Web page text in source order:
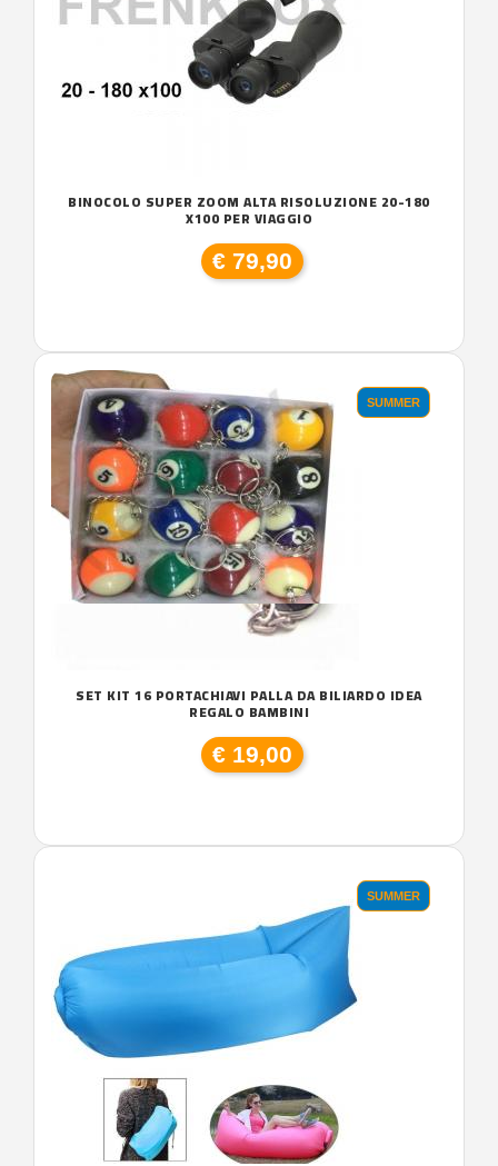
BINOCOLO SUPER ZOOM ALTA RISOLUZIONE 20-180
X100 PER VIAGGIO
€ 79,90
SUMMER
SET KIT 16 PORTACHIAVI PALLA DA BILIARDO IDEA
REGALO BAMBINI
€ 19,00
SUMMER